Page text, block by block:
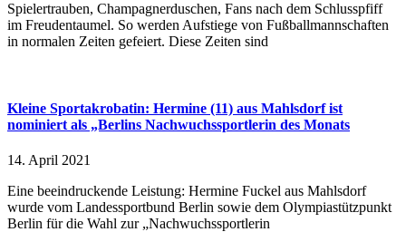
Spielertrauben, Champagnerduschen, Fans nach dem Schlusspfiff
im Freudentaumel. So werden Aufstiege von Fußballmannschaften
in normalen Zeiten gefeiert. Diese Zeiten sind
Kleine Sportakrobatin: Hermine (11) aus Mahlsdorf ist
nominiert als „Berlins Nachwuchssportlerin des Monats
14. April 2021
Eine beeindruckende Leistung: Hermine Fuckel aus Mahlsdorf
wurde vom Landessportbund Berlin sowie dem Olympiastützpunkt
Berlin für die Wahl zur „Nachwuchssportlerin